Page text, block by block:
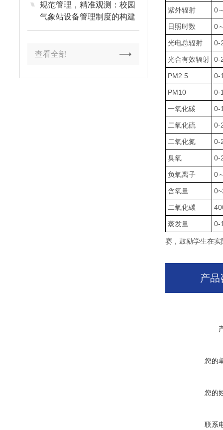
规范管理，精准观测：校园
气象站设备管理制度的构建
与实施
查看全部
紫外辐射 0
日照时数 0
光电总辐射 0-
光合有效辐射 0-
PM2.5 0-
PM10 0-
一氧化碳 0-
二氧化硫 0-
二氧化氮 0-
臭氧 0-
负氧离子 0
含氧量
二氧化碳
蒸发量 0-
赛，鼓励学生在
产品
您的
您的
联系